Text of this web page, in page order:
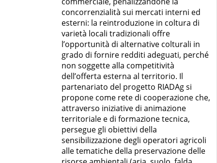
concorrenzialità sui mercati interni ed
esterni: la reintroduzione in coltura di
varietà locali tradizionali offre
l’opportunità di alternative colturali in
grado di fornire redditi adeguati, perché
non soggette alla competitività
dell’offerta esterna al territorio. Il
partenariato del progetto RIADAg si
propone come rete di cooperazione che,
attraverso iniziative di animazione
territoriale e di formazione tecnica,
persegue gli obiettivi della
sensibilizzazione degli operatori agricoli
alle tematiche della preservazione delle